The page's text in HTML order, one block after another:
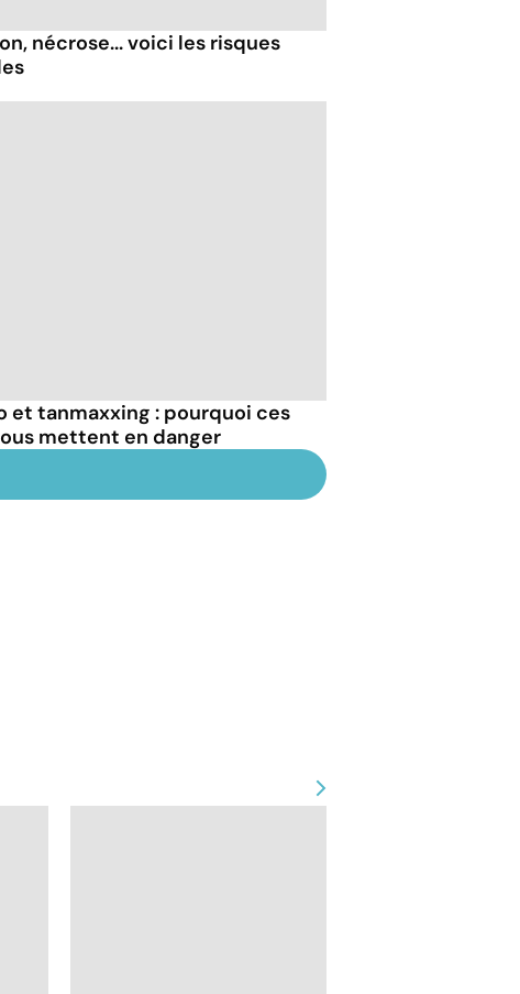
nécrose... voici les risques
et tanmaxxing : pourquoi ces
mettent en danger